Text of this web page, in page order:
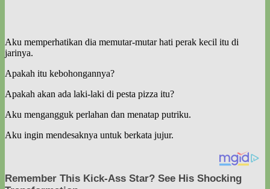
Aku memperhatikan dia memutar-mutar hati perak kecil itu di
jarinya.
Apakah itu kebohongannya?
Apakah akan ada laki-laki di pesta pizza itu?
Aku mengangguk perlahan dan menatap putriku.
Aku ingin mendesaknya untuk berkata jujur.